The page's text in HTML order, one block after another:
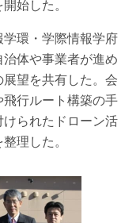
始した。
環・学際情報学府
体や事業者が進め
望を共有した。会
行ルート構築の手
られたドローン活
理した。